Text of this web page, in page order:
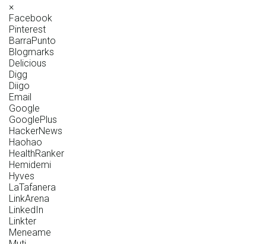
×
Facebook
Pinterest
BarraPunto
Blogmarks
Delicious
Digg
Diigo
Email
Google
GooglePlus
HackerNews
Haohao
HealthRanker
Hemidemi
Hyves
LaTafanera
LinkArena
LinkedIn
Linkter
Meneame